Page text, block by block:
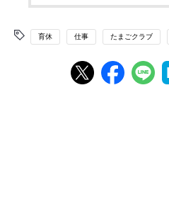
育休 仕事 たまごクラブ